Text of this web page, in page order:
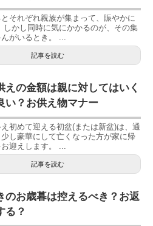
それぞれ親族が集まって、賑やかに
しかし同時に気にかかるのが、その集
がいるとき。 ...
記事を読む
えの金額は親に対してはいく
い？お供え物マナー
初めて迎える初盆(または新盆)は、通
し豪華にして亡くなった方が家に帰
迎えします。 ...
記事を読む
のお歳暮は控えるべき？お返
る？